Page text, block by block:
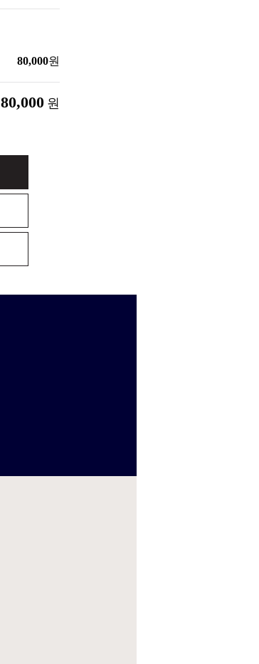
80,000원
80,000 원